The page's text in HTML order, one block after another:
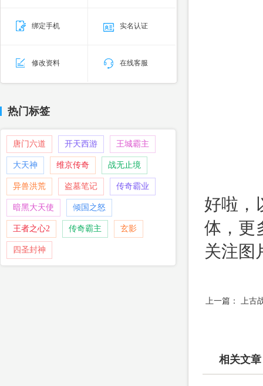
绑定手机 实名认证
修改资料 在线客服
热门标签
唐门六道 开天西游 王城霸主
大天神 维京传奇 战无止境
异兽洪荒 盗墓笔记 传奇霸业
暗黑大天使 倾国之怒
王者之心2 传奇霸主 玄影
四圣封神
好啦，
体，更
关注图
上一篇： 上古
相关文章